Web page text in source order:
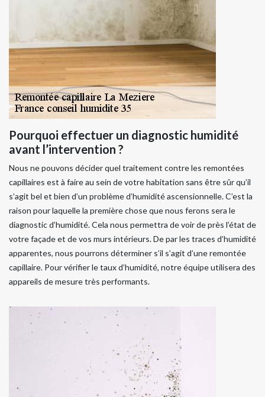
Pourquoi effectuer un diagnostic humidité
avant l’intervention ?
Nous ne pouvons décider quel traitement contre les remontées
capillaires est à faire au sein de votre habitation sans être sûr qu’il
s’agit bel et bien d’un problème d’humidité ascensionnelle. C’est la
raison pour laquelle la première chose que nous ferons sera le
diagnostic d’humidité. Cela nous permettra de voir de près l’état de
votre façade et de vos murs intérieurs. De par les traces d’humidité
apparentes, nous pourrons déterminer s’il s’agit d’une remontée
capillaire. Pour vérifier le taux d’humidité, notre équipe utilisera des
appareils de mesure très performants.